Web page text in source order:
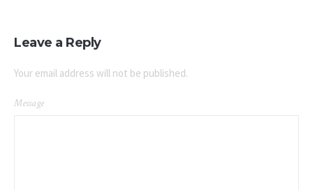
Leave a Reply
Your email address will not be published.
Message